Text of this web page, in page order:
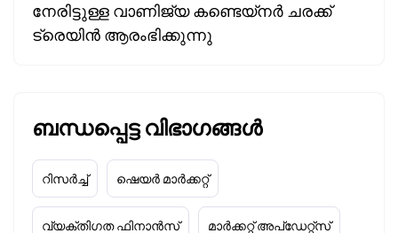
നേരിട്ടുള്ള വാണിജ്യ കണ്ടെയ്‌നർ ചരക്ക്
ട്രെയിൻ ആരംഭിക്കുന്നു
ബന്ധപ്പെട്ട വിഭാഗങ്ങൾ
റിസർച്ച് ഷെയർ മാർക്കറ്റ്
വ്യക്തിഗത ഫിനാൻസ് മാർക്കറ്റ് അപ്‌ഡേറ്റ്സ്